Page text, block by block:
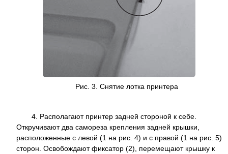
Рис. 3. Снятие лотка принтера
4. Располагают принтер задней стороной к себе.
Откручивают два самореза крепления задней крышки,
расположенные с левой (1 на рис. 4) и с правой (1 на рис. 5)
сторон. Освобождают фиксатор (2), перемещают крышку к